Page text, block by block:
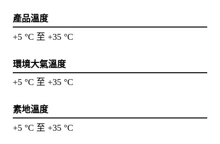
產品溫度
+5 °C 至 +35 °C
環境大氣溫度
+5 °C 至 +35 °C
素地溫度
+5 °C 至 +35 °C